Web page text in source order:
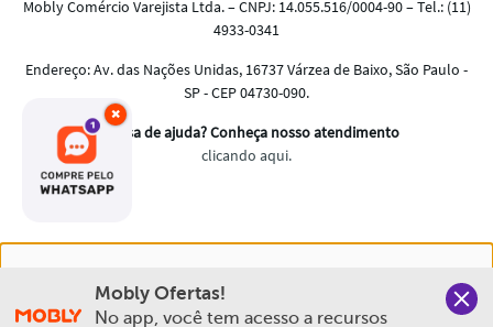
experiência na Mobly. Quando você navega no nosso site,
aceita esta condição
×
Mobly Ofertas!
No app, você tem acesso a recursos